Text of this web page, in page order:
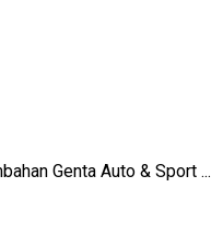
Genta Auto & Sport ...